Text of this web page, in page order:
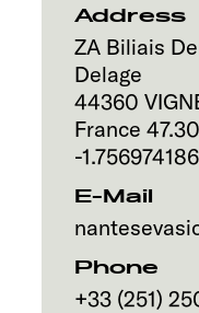
Address
ZA Biliais
Delage
44360
France
-
E-Mail
Phone
+33 (251)